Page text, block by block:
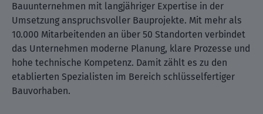
Bauunternehmen mit langjähriger Expertise in der
Umsetzung anspruchsvoller Bauprojekte. Mit mehr als
10.000 Mitarbeitenden an über 50 Standorten verbindet
das Unternehmen moderne Planung, klare Prozesse und
hohe technische Kompetenz. Damit zählt es zu den
etablierten Spezialisten im Bereich schlüsselfertiger
Bauvorhaben.